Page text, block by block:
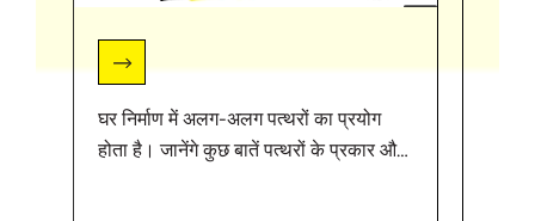
घर निर्माण में अलग-अलग पत्थरों का प्रयोग
होता है। जानेंगे कुछ बातें पत्थरों के प्रकार और